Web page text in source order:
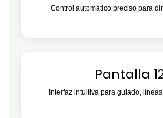
Control automático preciso para
Pantalla
Interfaz intuitiva para guiado,